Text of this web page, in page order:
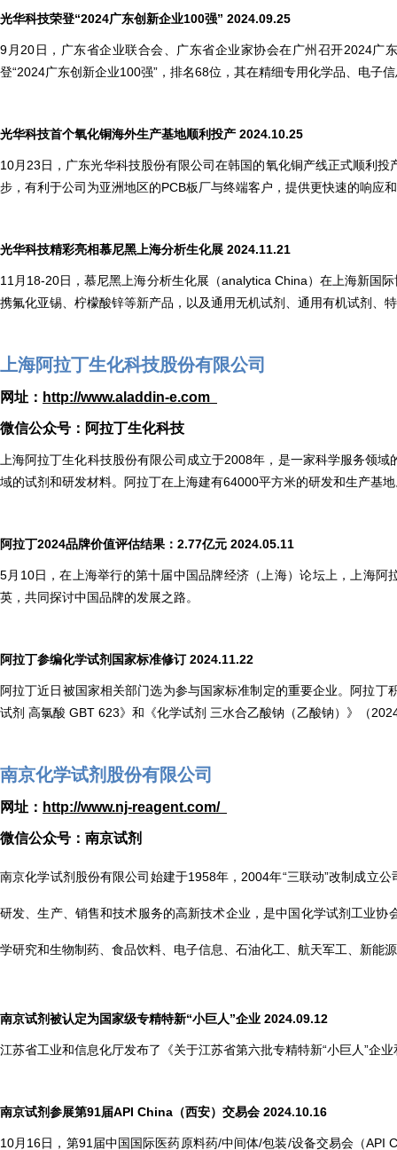
光华科技荣登“2024广东创新企业100强” 2024.09.25
9月20日，广东省企业联合会、广东省企业家协会在广州召开2024广
登“2024广东创新企业100强”，排名68位，其在精细专用化学品、电子
光华科技首个氧化铜海外生产基地顺利投产 2024.10.25
10月23日，广东光华科技股份有限公司在韩国的氧化铜产线正式顺利
步，有利于公司为亚洲地区的PCB板厂与终端客户，提供更快速的响应
光华科技精彩亮相慕尼黑上海分析生化展 2024.11.21
11月18-20日，慕尼黑上海分析生化展（analytica China）在上海新国
携氟化亚锡、柠檬酸锌等新产品，以及通用无机试剂、通用有机试剂、
上海阿拉丁生化科技股份有限公司
网址： http://www.aladdin-e.com
微信公众号：阿拉丁生化科技
上海阿拉丁生化科技股份有限公司成立于2008年，是一家科学服务领
域的试剂和研发材料。阿拉丁在上海建有64000平方米的研发和生产基
阿拉丁2024品牌价值评估结果：2.77亿元 2024.05.11
5月10日，在上海举行的第十届中国品牌经济（上海）论坛上，上海阿
英，共同探讨中国品牌的发展之路。
阿拉丁参编化学试剂国家标准修订 2024.11.22
阿拉丁近日被国家相关部门选为参与国家标准制定的重要企业。阿拉
试剂 高氯酸 GBT 623》和《化学试剂 三水合乙酸钠（乙酸钠）》（
南京化学试剂股份有限公司
网址： http://www.nj-reagent.com/
微信公众号：南京试剂
南京化学试剂股份有限公司始建于1958年，2004年“三联动”改制成立
研发、生产、销售和技术服务的高新技术企业，是中国化学试剂工业
学研究和生物制药、食品饮料、电子信息、石油化工、航天军工、新能
南京试剂被认定为国家级专精特新“小巨人”企业 2024.09.12
江苏省工业和信息化厅发布了《关于江苏省第六批专精特新“小巨人”企
南京试剂参展第91届API China（西安）交易会 2024.10.16
10月16日，第91届中国国际医药原料药/中间体/包装/设备交易会（API